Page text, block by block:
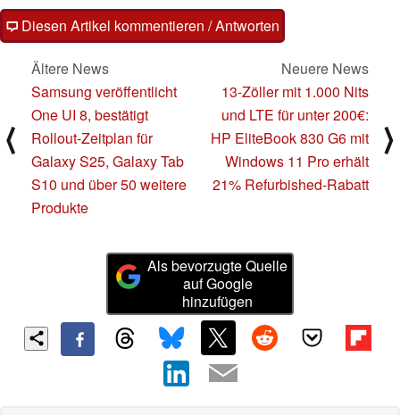
Diesen Artikel kommentieren / Antworten
⟨
Ältere News
Samsung veröffentlicht
One UI 8, bestätigt
Rollout-Zeitplan für
Galaxy S25, Galaxy Tab
S10 und über 50 weitere
Produkte
Neuere News
13-Zöller mit 1.000 Nits
und LTE für unter 200€:
HP EliteBook 830 G6 mit
Windows 11 Pro erhält
21% Refurbished-Rabatt
⟩
Als bevorzugte Quelle
auf Google
hinzufügen